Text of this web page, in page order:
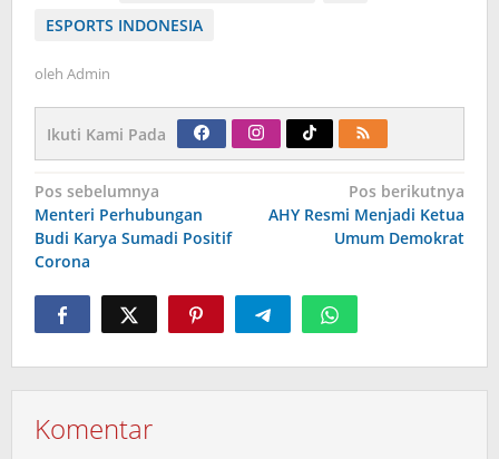
ESPORTS INDONESIA
oleh Admin
Ikuti Kami Pada
Navigasi
pos
Pos sebelumnya
Menteri Perhubungan
Budi Karya Sumadi Positif
Corona
Pos berikutnya
AHY Resmi Menjadi Ketua
Umum Demokrat
Komentar